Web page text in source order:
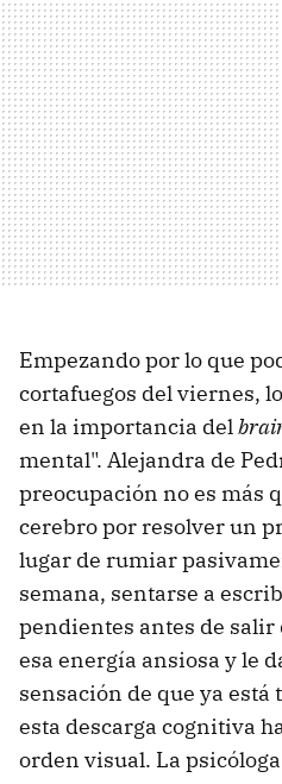
Empezando por lo que
cortafuegos del viernes,
en la importancia del
mental". Alejandra de
preocupación no es más
cerebro por resolver un
lugar de rumiar
semana, sentarse a
pendientes antes de salir
esa energía ansiosa y le
sensación de que ya está
esta descarga cognitiva
orden visual. La